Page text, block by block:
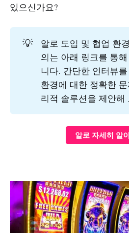
있으신가요?
💡
알로 도입 및 협업 환
의는 아래 링크를 통
니다. 간단한 인터뷰
환경에 대한 정확한
리적 솔루션을 제안해
알로 자세히 알